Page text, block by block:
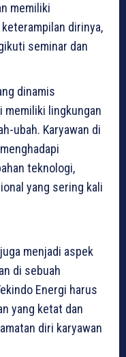
memiliki
dirinya,
seminar dan
dinamis
memiliki lingkungan
ubah. Karyawan di
teknologi,
yang sering kali
menjadi aspek
di sebuah
Energi harus
yang ketat dan
diri karyawan